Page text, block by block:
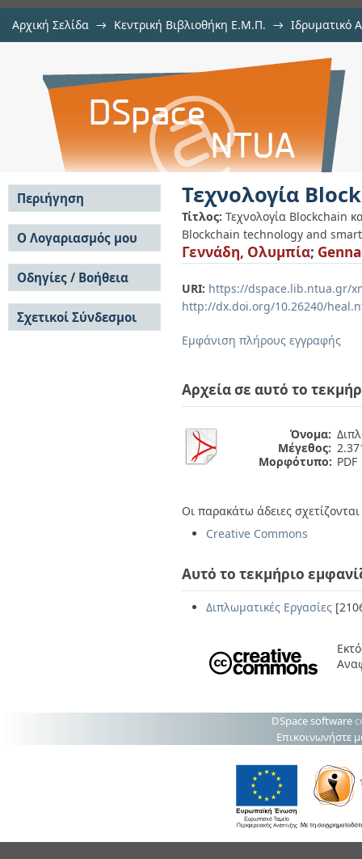
Αρχική Σελίδα → Κεντρική Βιβλιοθήκη Ε.Μ.Π. → Ιδρυματικό
Τεχνολογία Blockchain και
Τεχνολογία
Τίτλος: Τεχνολογία Blockchain
Blockchain technology and
Γεννάδη, Ολυμπία;
URI: https://dspace.lib.ntua.gr/
http://dx.doi.org/10.26240/
Εμφάνιση πλήρους εγγραφής
Αρχεία σε αυτό το
Όνομα:
Μέγεθος:
Μορφότυπο: PDF
Οι παρακάτω άδειες
Creative Commons
Αυτό το τεκμήριο
Διπλωματικές Εργασίες
Περιήγηση
Σε όλο το DSpace
Κοινότητες & Συλλογές
Ανά Ημερομηνία
Έκδοσης
Συγγραφείς
Τίτλοι
Θέματα
Ο Λογαριασμός μου
Σύνδεση
Εγγραφή
Οδηγίες / Βοήθεια
Οδηγίες Υποβολής
Οδηγίες Χρήσης ΙΑ
Συχνές Ερωτήσεις
Σχετικοί Σύνδεσμοι
DSpace software
Επικοινωνήστε